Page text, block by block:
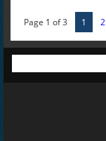
Page 1 of 3 1 2